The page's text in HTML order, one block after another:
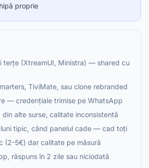
proprie
terțe (XtreamUI, Ministra) — shared cu
TiviMate, sau clone rebranded
— credențiale trimise pe WhatsApp
din alte surse, calitate inconsistentă
tipic, când panelul cade — cad toți
(2-5€) dar calitate pe măsură
răspuns în 2 zile sau niciodată